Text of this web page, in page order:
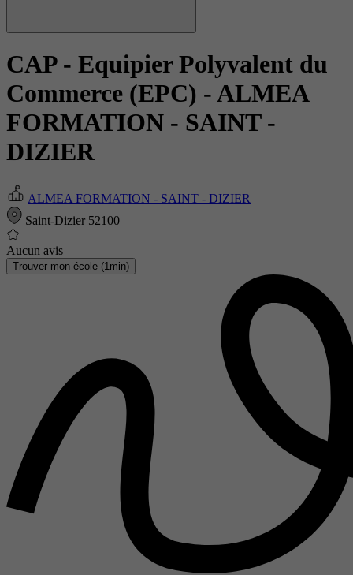
CAP - Equipier Polyvalent du
Commerce (EPC) - ALMEA
FORMATION - SAINT -
DIZIER
ALMEA FORMATION - SAINT - DIZIER
Saint-Dizier 52100
Aucun avis
Trouver mon école (1min)